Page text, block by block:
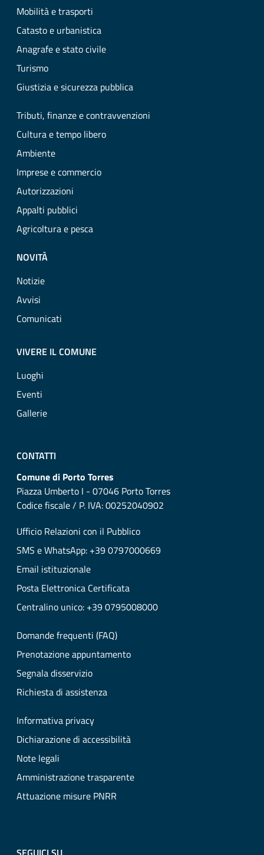
Mobilità e trasporti
Catasto e urbanistica
Anagrafe e stato civile
Turismo
Giustizia e sicurezza pubblica
Tributi, finanze e contravvenzioni
Cultura e tempo libero
Ambiente
Imprese e commercio
Autorizzazioni
Appalti pubblici
Agricoltura e pesca
NOVITÀ
Notizie
Avvisi
Comunicati
VIVERE IL COMUNE
Luoghi
Eventi
Gallerie
CONTATTI
Comune di Porto Torres
Piazza Umberto I - 07046 Porto Torres
Codice fiscale / P. IVA: 00252040902
Ufficio Relazioni con il Pubblico
SMS e WhatsApp: +39 0797000669
Email istituzionale
Posta Elettronica Certificata
Centralino unico: +39 0795008000
Domande frequenti (FAQ)
Prenotazione appuntamento
Segnala disservizio
Richiesta di assistenza
Informativa privacy
Dichiarazione di accessibilità
Note legali
Amministrazione trasparente
Attuazione misure PNRR